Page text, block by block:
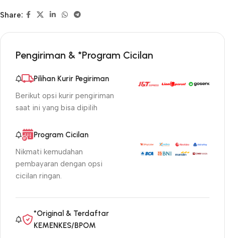
Share:
Pengiriman & *Program Cicilan
Pilihan Kurir Pegiriman
Berikut opsi kurir pengiriman
saat ini yang bisa dipilih
Program Cicilan
Nikmati kemudahan
pembayaran dengan opsi
cicilan ringan.
*Original & Terdaftar
KEMENKES/BPOM